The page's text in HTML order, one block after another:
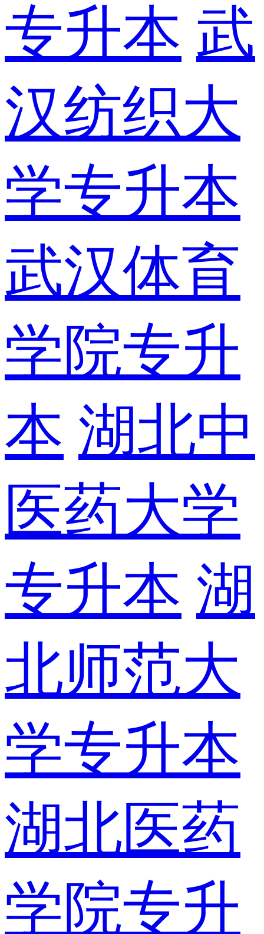
专升本 武
汉纺织大
学专升本
武汉体育
学院专升
本 湖北中
医药大学
专升本 湖
北师范大
学专升本
湖北医药
学院专升